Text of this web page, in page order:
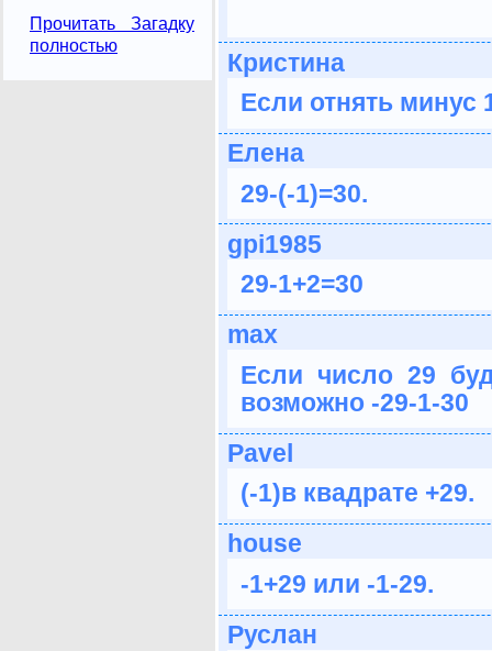
Прочитать Загадку
полностью
Кристина
Если отнять минус
Елена
29-(-1)=30.
gpi1985
29-1+2=30
max
Если число 29
возможно -29-1-30
Pavel
(-1)в квадрате +29.
house
-1+29 или -1-29.
Руслан